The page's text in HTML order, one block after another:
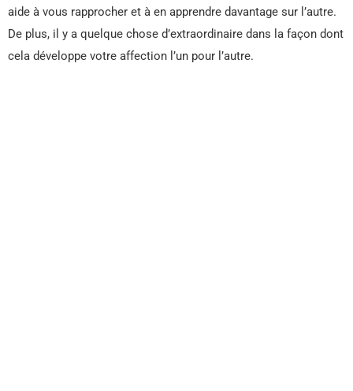
aide à vous rapprocher et à en apprendre davantage sur l’autre.
De plus, il y a quelque chose d’extraordinaire dans la façon dont
cela développe votre affection l’un pour l’autre.